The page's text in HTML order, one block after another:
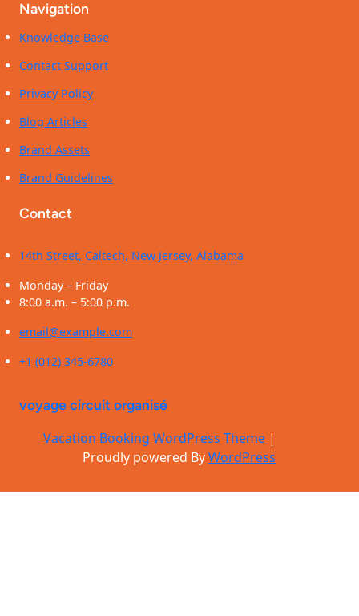
Navigation
Knowledge Base
Contact Support
Privacy Policy
Blog Articles
Brand Assets
Brand Guidelines
Contact
14th Street, Caltech, New Jersey, Alabama
Monday – Friday
8:00 a.m. – 5:00 p.m.
email@example.com
+1 (012) 345-6780
voyage circuit organisé
Vacation Booking WordPress Theme |
Proudly powered ByWordPress